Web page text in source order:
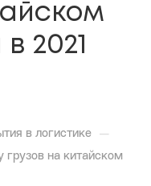
2021
в логистике —
грузов на китайском